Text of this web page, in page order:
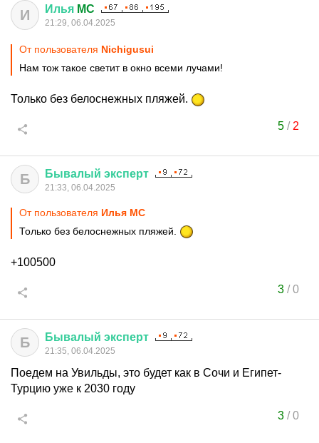
И Илья MC
21:29, 06.04.2025
От пользователя Nichigusui
Нам тож такое светит в окно всеми лучами!
Только без белоснежных пляжей.
5/ 2
Б Бывалый эксперт
21:33, 06.04.2025
От пользователя Илья MC
Только без белоснежных пляжей.
+100500
3/0
Б Бывалый эксперт
21:35, 06.04.2025
Поедем на Увильды, это будет как в Сочи и Египет-
Турцию уже к 2030 году
3/0